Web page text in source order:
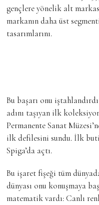
gençlere yönelik alt
markanın daha üst
tasarımlarını.
Bu başarı onu
adını taşıyan ilk
Permanente Sanat
ilk defilesini sundu. İlk
Spiga’da açtı.
Bu işaret fişeği tüm
dünyası onu konuşmaya
matematik vardı: Canlı